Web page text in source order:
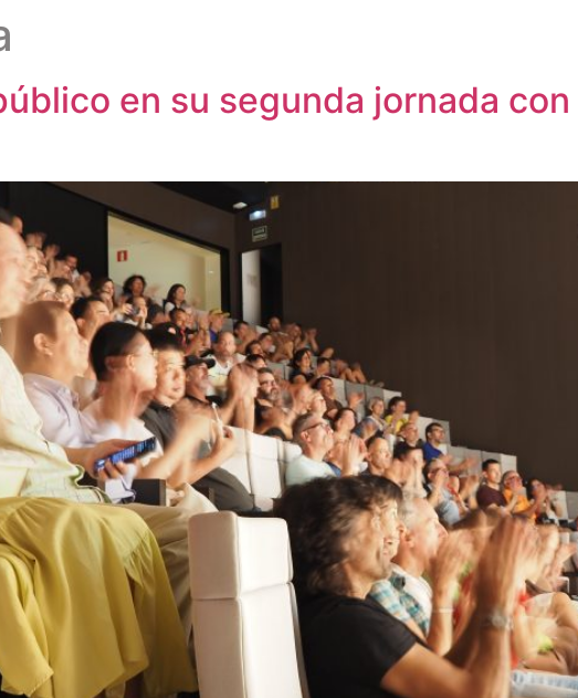
en su segunda jornada